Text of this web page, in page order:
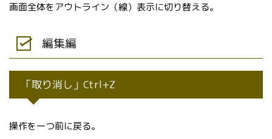
画面全体をアウトライン（線）表示に切り替える。
編集編
「取り消し」Ctrl+Z
操作を一つ前に戻る。